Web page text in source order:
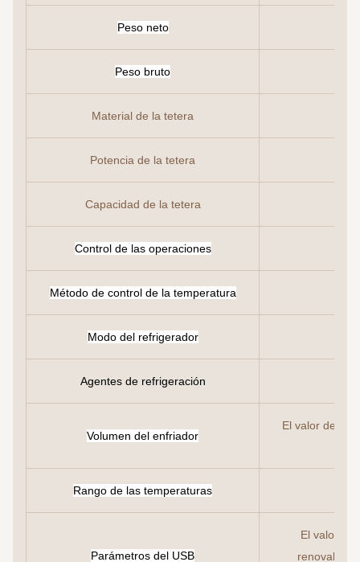
Peso neto
Peso bruto
Material de la tetera
Potencia de la tetera
Capacidad de la tetera
Control de las operaciones
Método de control de la temperatura
Modo del refrigerador
Agentes de refrigeración
Volumen del enfriador
El valor de las
Rango de las temperaturas
Parámetros del USB
El valor de
renovable